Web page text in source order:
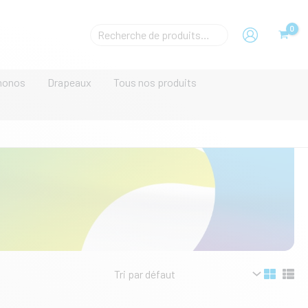
Rechecher
un
Drapeaux
Tous nos produits